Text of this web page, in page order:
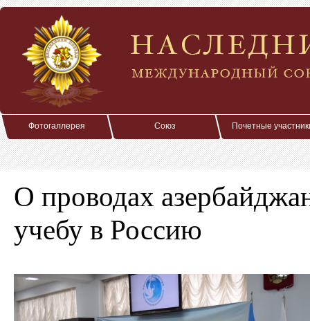
Фотогаллерея Союз Почетные
О проводах
учебу в Россию